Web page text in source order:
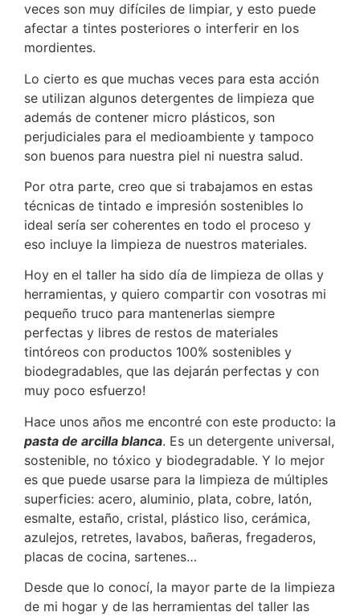
veces son muy difíciles de limpiar, y esto puede
afectar a tintes posteriores o interferir en los
mordientes.
Lo cierto es que muchas veces para esta acción
se utilizan algunos detergentes de limpieza que
además de contener micro plásticos, son
perjudiciales para el medioambiente y tampoco
son buenos para nuestra piel ni nuestra salud.
Por otra parte, creo que si trabajamos en estas
técnicas de tintado e impresión sostenibles lo
ideal sería ser coherentes en todo el proceso y
eso incluye la limpieza de nuestros materiales.
Hoy en el taller ha sido día de limpieza de ollas y
herramientas, y quiero compartir con vosotras mi
pequeño truco para mantenerlas siempre
perfectas y libres de restos de materiales
tintóreos con productos 100% sostenibles y
biodegradables, que las dejarán perfectas y con
muy poco esfuerzo!
Hace unos años me encontré con este producto: la
pasta de arcilla blanca. Es un detergente universal,
sostenible, no tóxico y biodegradable. Y lo mejor
es que puede usarse para la limpieza de múltiples
superficies: acero, aluminio, plata, cobre, latón,
esmalte, estaño, cristal, plástico liso, cerámica,
azulejos, retretes, lavabos, bañeras, fregaderos,
placas de cocina, sartenes…
Desde que lo conocí, la mayor parte de la limpieza
de mi hogar y de las herramientas del taller las